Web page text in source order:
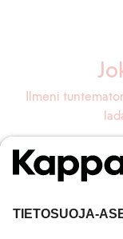
Ilmeni